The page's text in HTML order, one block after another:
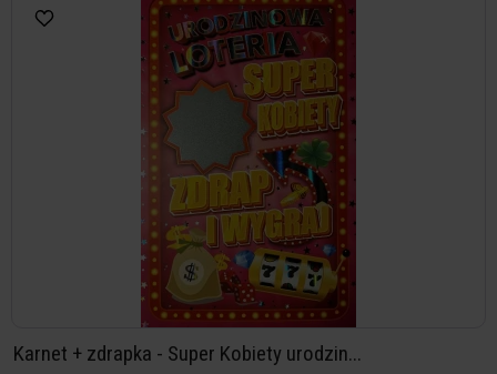
Karnet + zdrapka - Super Kobiety urodzin...